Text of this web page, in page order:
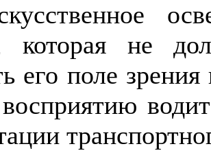
которая не
его поле